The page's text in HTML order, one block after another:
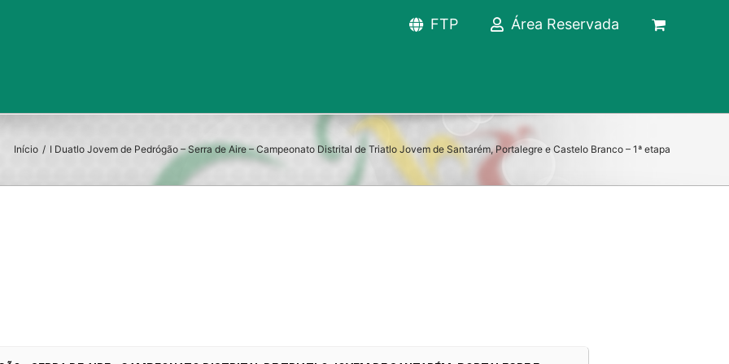
FTP Área Reservada
Início / I Duatlo Jovem de Pedrógão – Serra de Aire – Campeonato Distrital de Triatlo Jovem de Santarém, Portalegre e Castelo Branco – 1ª etapa